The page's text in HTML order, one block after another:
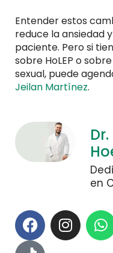
Entender estos
reduce la ansiedad
paciente. Pero si
sobre HoLEP o
sexual, puede
Jeilan Martínez.
en